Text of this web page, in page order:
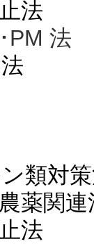
法
PM 法
類対
薬関連
法